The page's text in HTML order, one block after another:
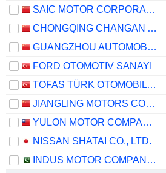
SAIC MOTOR CORPORATION LIMITED
CHONGQING CHANGAN AUTOMOBILE COMPANY LIMITED
GUANGZHOU AUTOMOBILE GROUP CO., LTD.
FORD OTOMOTIV SANAYI
TOFAS TÜRK OTOMOBIL FABRIKASI ANONIM SIRKETI
JIANGLING MOTORS CORPORATION, LTD.
YULON MOTOR COMPANY LTD.
NISSAN SHATAI CO., LTD.
INDUS MOTOR COMPANY LIMITED